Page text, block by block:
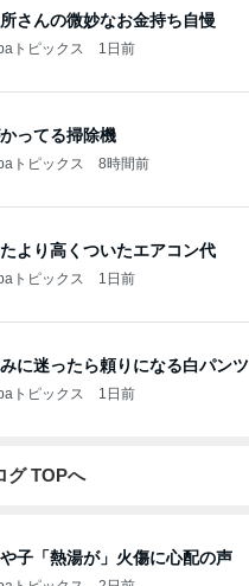
さんの微妙なお金持ち自慢
トピックス 1日前
ってる掃除機
トピックス 8時間前
より高くついたエアコン代
トピックス 1日前
に迷ったら頼りになる白パンツ
トピックス 1日前
グ TOPへ
子「熱湯が」火傷に心配の声